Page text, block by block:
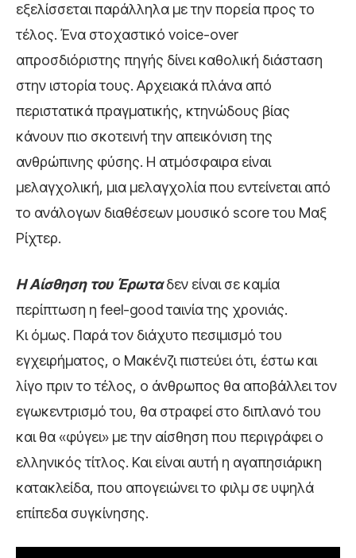
εξελίσσεται παράλληλα με την πορεία προς το
τέλος. Ένα στοχαστικό voice-over
απροσδιόριστης πηγής δίνει καθολική διάσταση
στην ιστορία τους. Αρχειακά πλάνα από
περιστατικά πραγματικής, κτηνώδους βίας
κάνουν πιο σκοτεινή την απεικόνιση της
ανθρώπινης φύσης. Η ατμόσφαιρα είναι
μελαγχολική, μια μελαγχολία που εντείνεται από
το ανάλογων διαθέσεων μουσικό score του Μαξ
Ρίχτερ.
Η Αίσθηση του Έρωταδεν είναι σε καμία
περίπτωση η feel-good ταινία της χρονιάς.
Κι όμως. Παρά τον διάχυτο πεσιμισμό του
εγχειρήματος, ο Μακένζι πιστεύει ότι, έστω και
λίγο πριν το τέλος, ο άνθρωπος θα αποβάλλει τον
εγωκεντρισμό του, θα στραφεί στο διπλανό του
και θα «φύγει» με την αίσθηση που περιγράφει ο
ελληνικός τίτλος. Και είναι αυτή η αγαπησιάρικη
κατακλείδα, που απογειώνει το φιλμ σε υψηλά
επίπεδα συγκίνησης.